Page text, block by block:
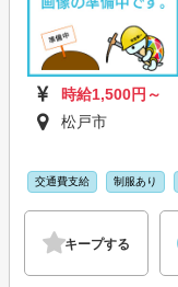
時給1,500円～
松戸市
交通費支給 制服あり
キープする